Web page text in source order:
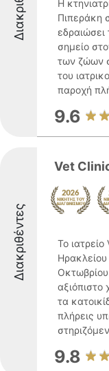
Η
Πιπεράκη
εδραιώσει
σημείο
των ζώων
του
παροχή
9.6
Διακριθέντες
Vet
Το
αξιόπιστο
τα
πλήρεις
9.8